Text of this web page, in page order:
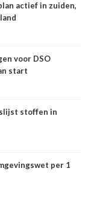
actief in zuiden,
voor DSO
start
stoffen in
per 1